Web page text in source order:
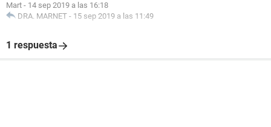
Mart - 14 sep 2019 a las 16:18
DRA. MARNET - 15 sep 2019 a las 11:49
1 respuesta